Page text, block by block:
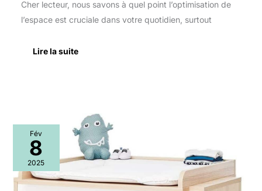
Cher lecteur, nous savons à quel point l’optimisation de
l’espace est cruciale dans votre quotidien, surtout
Lire la suite
Fév
8
2025
Test
de
la
commode
à
langer